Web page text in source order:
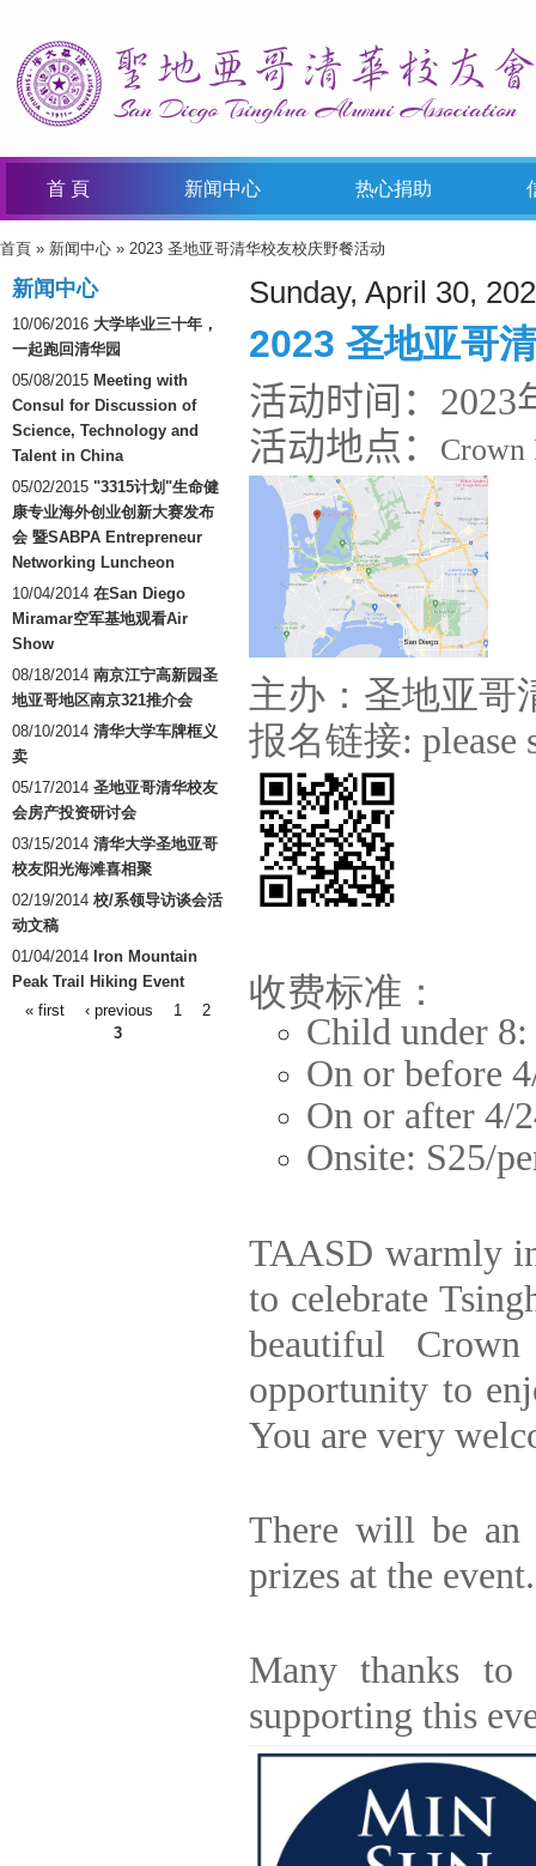
首 頁 新闻中心 热心捐助
You Are Here
首頁 » 新闻中心 » 2023 圣地亚哥清华校友校庆野餐活动
新闻中心
10/06/2016 大学毕业三十年，
一起跑回清华园
05/08/2015 Meeting with
Consul for Discussion of
Science, Technology and
Talent in China
05/02/2015 "3315计划"生命健
康专业海外创业创新大赛发布
会 暨SABPA Entrepreneur
Networking Luncheon
10/04/2014 在San Diego
Miramar空军基地观看Air
Show
08/18/2014 南京江宁高新园圣
地亚哥地区南京321推介会
08/10/2014 清华大学车牌框义
卖
05/17/2014 圣地亚哥清华校友
会房产投资研讨会
03/15/2014 清华大学圣地亚哥
校友阳光海滩喜相聚
02/19/2014 校/系领导访谈会活
动文稿
01/04/2014 Iron Mountain
Peak Trail Hiking Event
Pages
« first ‹ previous 1
2
3
Sunday, April 30,
2023 圣地亚哥
活动时间：2023
活动地点：
Crown
主办：圣地亚哥
报名链接: please
收费标准：
Child under
On or before
On or after 4/
Onsite: S25/
TAASD warmly
to celebrate
beautiful
opportunity to
You are very
There will be an
prizes at the event.
Many thanks
supporting this